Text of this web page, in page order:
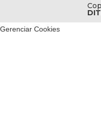
Gerenciar Cookies